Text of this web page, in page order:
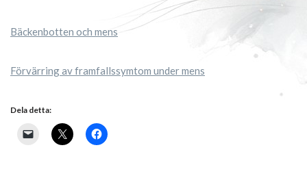
Bäckenbotten och mens
Förvärring av framfallssymtom under mens
Dela detta: